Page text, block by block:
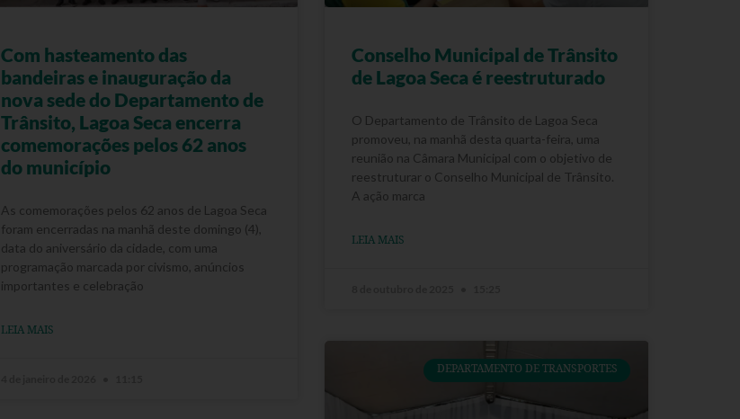
Com hasteamento das
bandeiras e inauguração da
nova sede do Departamento de
Trânsito, Lagoa Seca encerra
comemorações pelos 62 anos
do município
As comemorações pelos 62 anos de Lagoa Seca
foram encerradas na manhã deste domingo (4),
data do aniversário da cidade, com uma
programação marcada por civismo, anúncios
importantes e celebração
LEIA MAIS
Conselho Municipal de Trânsito
de Lagoa Seca é reestruturado
O Departamento de Trânsito de Lagoa Seca
promoveu, na manhã desta quarta-feira, uma
reunião na Câmara Municipal com o objetivo de
reestruturar o Conselho Municipal de Trânsito.
A ação marca
LEIA MAIS
DEPARTAMENTO DE TRANSPORTES